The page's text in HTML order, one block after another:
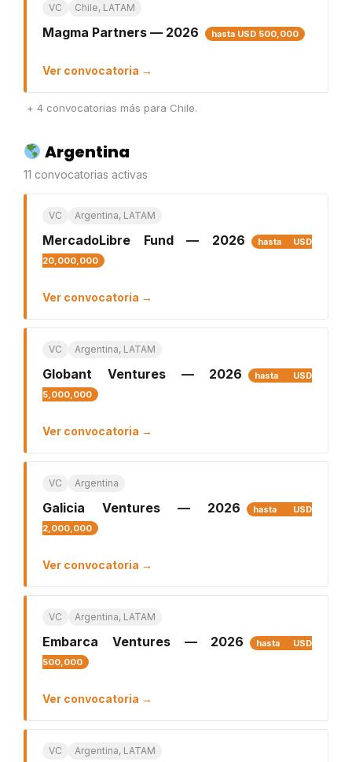
VC Chile, LATAM
Magma Partners — 2026 hasta USD 500,000
Ver convocatoria →
+ 4 convocatorias más para Chile.
Argentina
11 convocatorias activas
VC Argentina, LATAM
MercadoLibre Fund — 2026
hasta USD
20,000,000
Ver convocatoria →
VC Argentina, LATAM
Globant Ventures — 2026
hasta USD
5,000,000
Ver convocatoria →
VC Argentina
Galicia Ventures — 2026
hasta USD
2,000,000
Ver convocatoria →
VC Argentina, LATAM
Embarca Ventures — 2026
hasta USD
500,000
Ver convocatoria →
VC Argentina, LATAM